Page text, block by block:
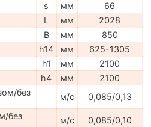
s мм
66
L мм
2028
B мм
850
h14 мм
625-1305
h1 мм
2100
h4 мм
2100
без
м/с
0,085/0,13
без
м/с
0,085/0,10